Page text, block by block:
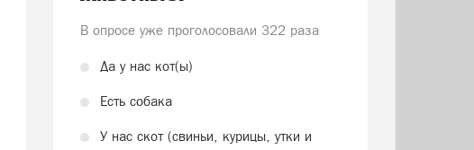
В опросе уже проголосовали 322 раза
Да у нас кот(ы)
Есть собака
У нас скот (свиньи, курицы, утки и